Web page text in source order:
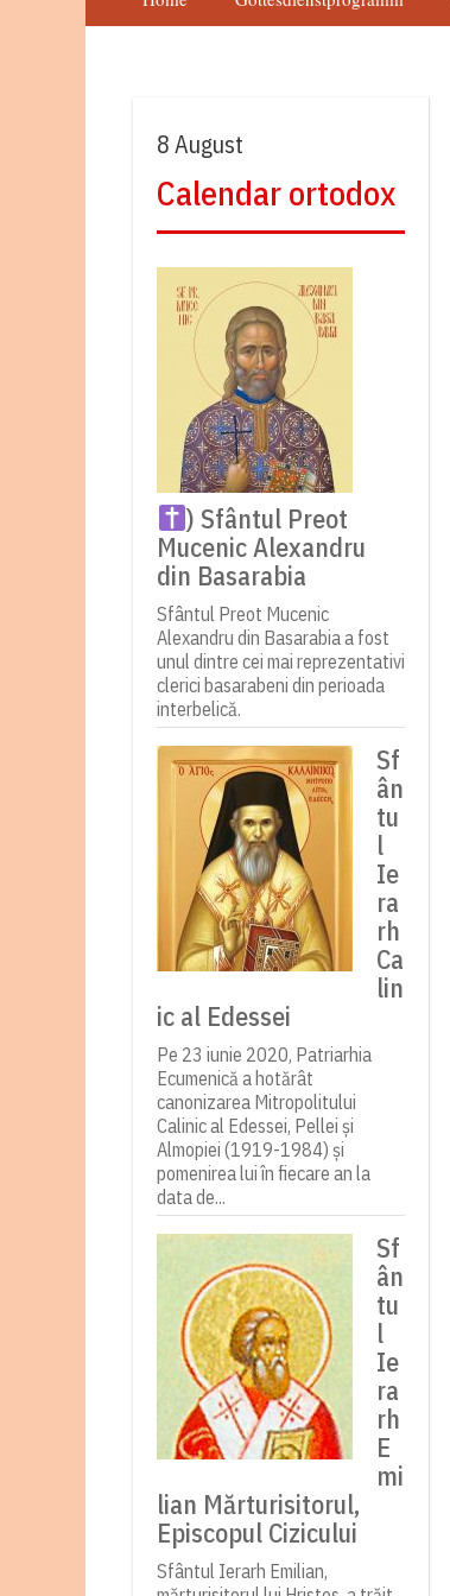
8 August
Calendar ortodox
) Sfântul Preot
Mucenic Alexandru
din Basarabia
Sfântul Preot Mucenic
Alexandru din Basarabia a fost
unul dintre cei mai reprezentativi
clerici basarabeni din perioada
interbelică.
Sf
ân
tu
l
Ie
ra
rh
Ca
lin
ic al Edessei
Pe 23 iunie 2020, Patriarhia
Ecumenică a hotărât
canonizarea Mitropolitului
Calinic al Edessei, Pellei și
Almopiei (1919-1984) și
pomenirea lui în fiecare an la
data de...
Sf
ân
tu
l
Ie
ra
rh
E
mi
lian Mărturisitorul,
Episcopul Cizicului
Sfântul Ierarh Emilian,